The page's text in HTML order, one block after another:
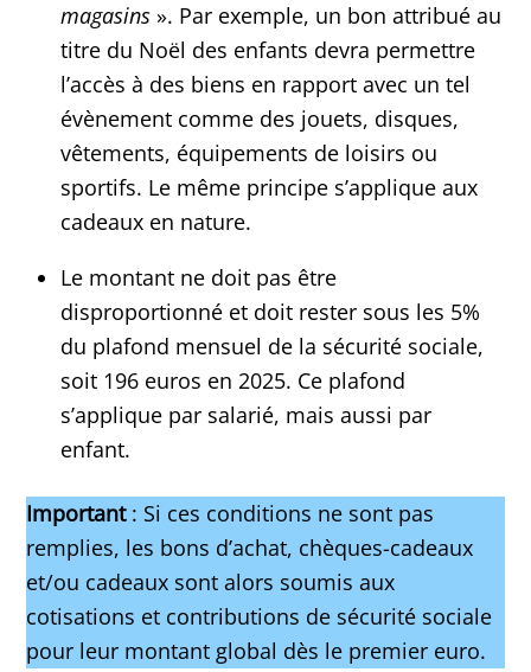
magasins ». Par exemple, un bon attribué au
titre du Noël des enfants devra permettre
l’accès à des biens en rapport avec un tel
évènement comme des jouets, disques,
vêtements, équipements de loisirs ou
sportifs. Le même principe s’applique aux
cadeaux en nature.
Le montant ne doit pas être
disproportionné et doit rester sous les 5%
du plafond mensuel de la sécurité sociale,
soit 196 euros en 2025. Ce plafond
s’applique par salarié, mais aussi par
enfant.
Important : Si ces conditions ne sont pas
remplies, les bons d’achat, chèques-cadeaux
et/ou cadeaux sont alors soumis aux
cotisations et contributions de sécurité sociale
pour leur montant global dès le premier euro.